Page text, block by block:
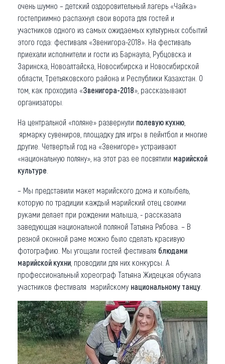
очень шумно – детский оздоровительный лагерь «Чайка»
гостеприимно распахнул свои ворота для гостей и
участников одного из самых ожидаемых культурных событий
этого года: фестиваля «Звенигора-2018». На фестиваль
приехали исполнители и гости из Барнаула, Рубцовска и
Заринска, Новоалтайска, Новосибирска и Новосибирской
области, Третьяковского района и Республики Казахстан. О
том, как проходила «Звенигора-2018», рассказывают
организаторы.
На центральной «поляне» развернули полевую кухню
ярмарку сувениров, площадку для игры в пейнтбол и многие
другие. Четвертый год на «Звенигоре» устраивают
«национальную поляну», на этот раз ее посвятили марийской
культуре
– Мы представили макет марийского дома и колыбель,
которую по традиции каждый марийский отец своими
руками делает при рождении малыша, - рассказала
заведующая национальной поляной Татьяна Рябова. – В
резной оконной раме можно было сделать красивую
фотографию. Мы угощали гостей фестиваля блюдами
марийской кухни , проводили для них конкурсы. А
профессиональный хореограф Татьяна Жидецкая обучала
участников фестиваля марийскому национальному танцу